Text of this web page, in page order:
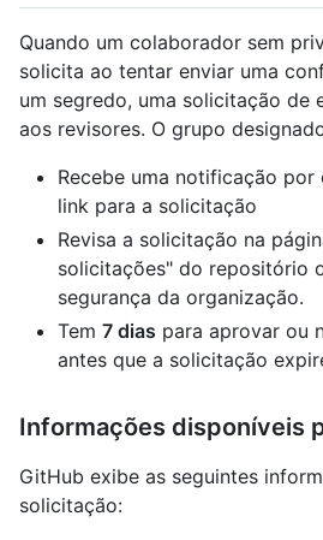
Quando um colaborador sem
solicita ao tentar enviar uma
um segredo, uma solicitação de
aos revisores. O grupo
Recebe uma notificação por
link para a solicitação
Revisa a solicitação na
solicitações" do repositório
segurança da organização.
Tem 7 dias para aprovar ou
antes que a solicitação
Informações disponíveis
GitHub exibe as seguintes
solicitação: